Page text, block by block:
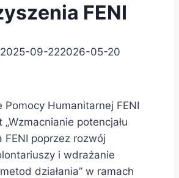
FENI
2025-09-222026-05-20
Pomocy Humanitarnej FENI
potencjału
FENI poprzez rozwój
i wdrażanie
działania” w ramach